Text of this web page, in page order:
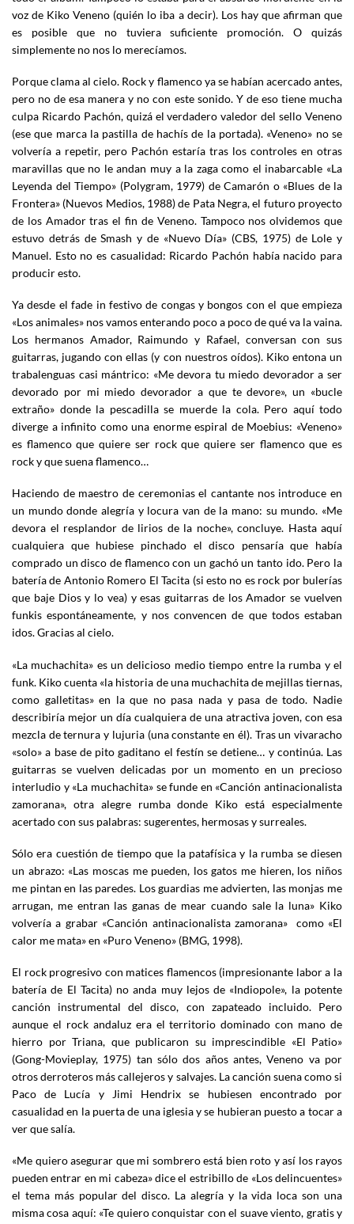
voz de Kiko Veneno (quién lo iba a decir). Los hay que afirman que
es posible que no tuviera suficiente promoción. O quizás
simplemente no nos lo merecíamos.
Porque clama al cielo. Rock y flamenco ya se habían acercado antes,
pero no de esa manera y no con este sonido. Y de eso tiene mucha
culpa Ricardo Pachón, quizá el verdadero valedor del sello Veneno
(ese que marca la pastilla de hachís de la portada). «Veneno» no se
volvería a repetir, pero Pachón estaría tras los controles en otras
maravillas que no le andan muy a la zaga como el inabarcable «La
Leyenda del Tiempo» (Polygram, 1979) de Camarón o «Blues de la
Frontera» (Nuevos Medios, 1988) de Pata Negra, el futuro proyecto
de los Amador tras el fin de Veneno. Tampoco nos olvidemos que
estuvo detrás de Smash y de «Nuevo Día» (CBS, 1975) de Lole y
Manuel. Esto no es casualidad: Ricardo Pachón había nacido para
producir esto.
Ya desde el fade in festivo de congas y bongos con el que empieza
«Los animales» nos vamos enterando poco a poco de qué va la vaina.
Los hermanos Amador, Raimundo y Rafael, conversan con sus
guitarras, jugando con ellas (y con nuestros oídos). Kiko entona un
trabalenguas casi mántrico: «Me devora tu miedo devorador a ser
devorado por mi miedo devorador a que te devore», un «bucle
extraño» donde la pescadilla se muerde la cola. Pero aquí todo
diverge a infinito como una enorme espiral de Moebius: «Veneno»
es flamenco que quiere ser rock que quiere ser flamenco que es
rock y que suena flamenco…
Haciendo de maestro de ceremonias el cantante nos introduce en
un mundo donde alegría y locura van de la mano: su mundo. «Me
devora el resplandor de lirios de la noche», concluye. Hasta aquí
cualquiera que hubiese pinchado el disco pensaría que había
comprado un disco de flamenco con un gachó un tanto ido. Pero la
batería de Antonio Romero El Tacita (si esto no es rock por bulerías
que baje Dios y lo vea) y esas guitarras de los Amador se vuelven
funkis espontáneamente, y nos convencen de que todos estaban
idos. Gracias al cielo.
«La muchachita» es un delicioso medio tiempo entre la rumba y el
funk. Kiko cuenta «la historia de una muchachita de mejillas tiernas,
como galletitas» en la que no pasa nada y pasa de todo. Nadie
describiría mejor un día cualquiera de una atractiva joven, con esa
mezcla de ternura y lujuria (una constante en él). Tras un vivaracho
«solo» a base de pito gaditano el festín se detiene… y continúa. Las
guitarras se vuelven delicadas por un momento en un precioso
interludio y «La muchachita» se funde en «Canción antinacionalista
zamorana», otra alegre rumba donde Kiko está especialmente
acertado con sus palabras: sugerentes, hermosas y surreales.
Sólo era cuestión de tiempo que la patafísica y la rumba se diesen
un abrazo: «Las moscas me pueden, los gatos me hieren, los niños
me pintan en las paredes. Los guardias me advierten, las monjas me
arrugan, me entran las ganas de mear cuando sale la luna» Kiko
volvería a grabar «Canción antinacionalista zamorana» como «El
calor me mata» en «Puro Veneno» (BMG, 1998).
El rock progresivo con matices flamencos (impresionante labor a la
batería de El Tacita) no anda muy lejos de «Indiopole», la potente
canción instrumental del disco, con zapateado incluido. Pero
aunque el rock andaluz era el territorio dominado con mano de
hierro por Triana, que publicaron su imprescindible «El Patio»
(Gong-Movieplay, 1975) tan sólo dos años antes, Veneno va por
otros derroteros más callejeros y salvajes. La canción suena como si
Paco de Lucía y Jimi Hendrix se hubiesen encontrado por
casualidad en la puerta de una iglesia y se hubieran puesto a tocar a
ver que salía.
«Me quiero asegurar que mi sombrero está bien roto y así los rayos
pueden entrar en mi cabeza» dice el estribillo de «Los delincuentes»
el tema más popular del disco. La alegría y la vida loca son una
misma cosa aquí: «Te quiero conquistar con el suave viento, gratis y